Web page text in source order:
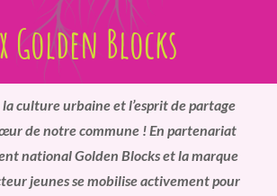
Golden Blocks
culture urbaine et l’esprit de partage
de notre commune ! En partenariat
national Golden Blocks et la marque
jeunes se mobilise activement pour